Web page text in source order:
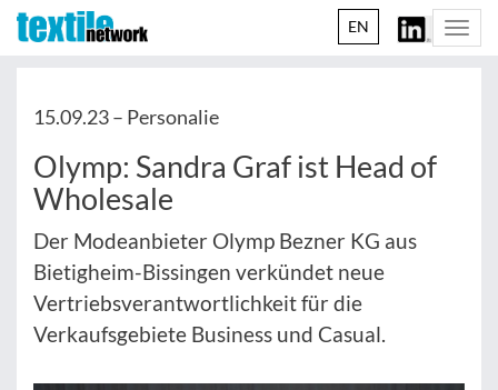
EN
15.09.23 – Personalie
Olymp: Sandra Graf ist Head of
Wholesale
Der Modeanbieter Olymp Bezner KG aus
Bietigheim-Bissingen verkündet neue
Vertriebsverantwortlichkeit für die
Verkaufsgebiete Business und Casual.